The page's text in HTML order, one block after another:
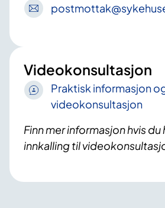
postmottak
Videokonsultasjon
Praktisk informasjon
videokonsultasjon
Finn mer informasjon hvis du
innkalling til